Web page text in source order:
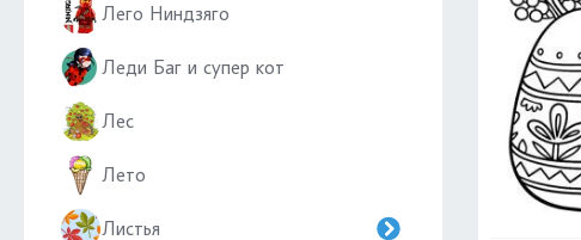
Лего Ниндзяго
Леди Баг и супер кот
Лес
Лето
Листья